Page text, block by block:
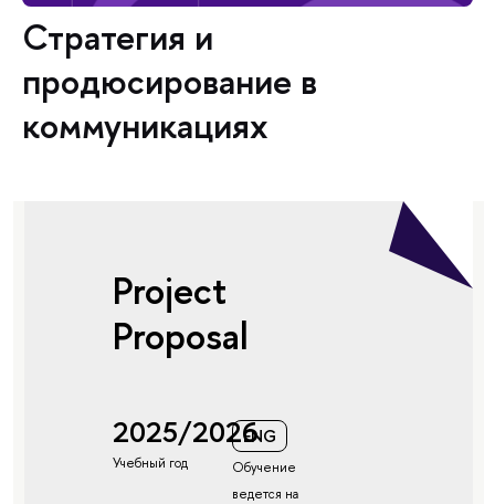
Стратегия и
продюсирование в
коммуникациях
Project
Proposal
2025/2026
Учебный год
ENG
Обучение
ведется на